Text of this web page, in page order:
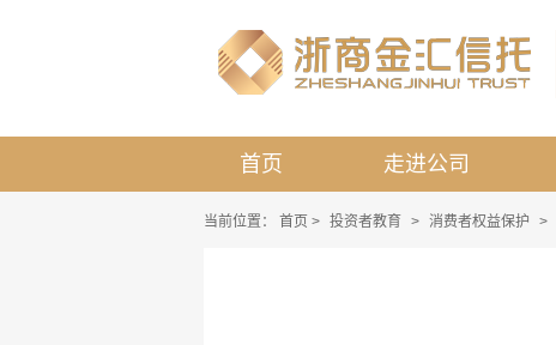
首页 走进公司
当前位置： 首页 > 投资者教育 > 消费者权益保护 >